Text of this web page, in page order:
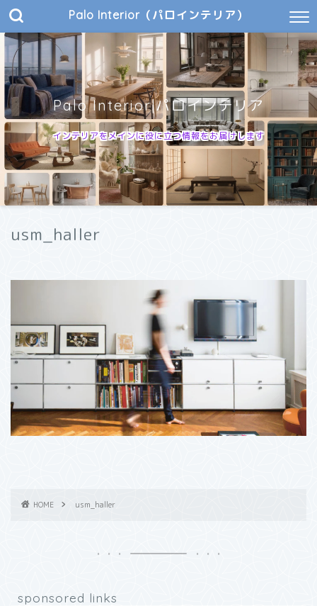
Palo Interior（パロインテリア）
Palo Interior|パロインテリア
インテリアをメインに役に立つ情報をお届けします
usm_haller
HOME usm_haller
sponsored links